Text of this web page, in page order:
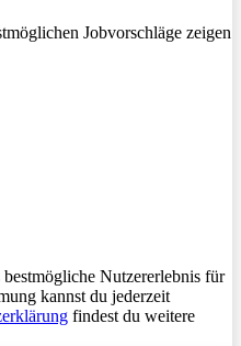
Jobvorschläge zeigen
Nutzererlebnis für
kannst du jederzeit
findest du weitere